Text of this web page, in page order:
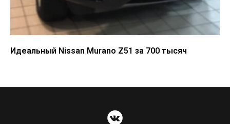
Идеальный Nissan Murano Z51 за 700 тысяч